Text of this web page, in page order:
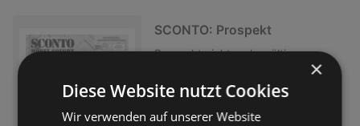
SCONTO: Prospekt
Prospekt nicht mehr gültig
×
Diese Website nutzt Cookies
Wir verwenden auf unserer Website